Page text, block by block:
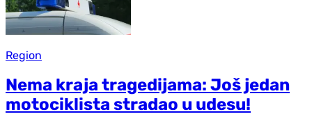
Region
Nema kraja tragedijama: Još jedan
motociklista stradao u udesu!